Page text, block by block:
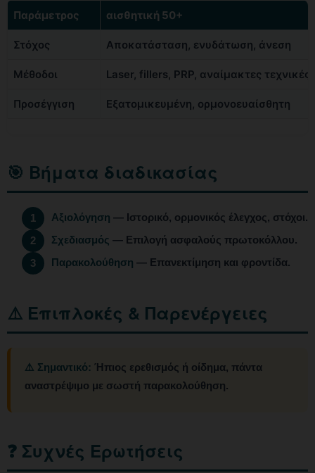
Παράμετρος αισθητική 50+
Στόχος Αποκατάσταση, ενυδάτωση, άνεση
Μέθοδοι Laser, fillers, PRP, αναίμακτες τεχνικές
Προσέγγιση Εξατομικευμένη, ορμονοευαίσθητη
🎯 Βήματα διαδικασίας
1 Αξιολόγηση — Ιστορικό, ορμονικός έλεγχος, στόχοι.
2
Σχεδιασμός — Επιλογή ασφαλούς πρωτοκόλλου.
3
Παρακολούθηση — Επανεκτίμηση και φροντίδα.
⚠️ Επιπλοκές & Παρενέργειες
⚠️ Σημαντικό: Ήπιος ερεθισμός ή οίδημα, πάντα
αναστρέψιμο με σωστή παρακολούθηση.
❓ Συχνές Ερωτήσεις